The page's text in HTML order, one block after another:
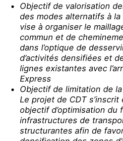
Objectif de valorisation
des modes alternatifs à
vise à organiser le
commun et de
dans l’optique de
d’activités densifiées et
lignes existantes avec
Express
Objectif de limitation de
Le projet de CDT
objectif d’optimisation du
infrastructures de
structurantes afin de